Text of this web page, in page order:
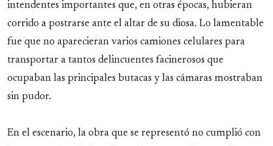
intendentes importantes que, en otras épocas, hubieran
corrido a postrarse ante el altar de su diosa. Lo lamentable
fue que no aparecieran varios camiones celulares para
transportar a tantos delincuentes facinerosos que
ocupaban las principales butacas y las cámaras mostraban
sin pudor.
En el escenario, la obra que se representó no cumplió con